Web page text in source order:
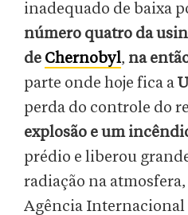
inadequado de baixa
número quatro da
de Chernobyl, na
parte onde hoje fica a
perda do controle do
explosão e um
prédio e liberou
radiação na
Agência Internacional